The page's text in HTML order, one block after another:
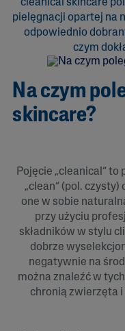
cleanical skincare
pielęgnacji opartej na
odpowiednio
czym
Na czym
skincare?
Pojęcie „cleanical” to
„clean” (pol. czysty)
one w sobie
przy użyciu
składników w stylu
dobrze
negatywnie na
można znaleźć w
chronią zwierzęta i